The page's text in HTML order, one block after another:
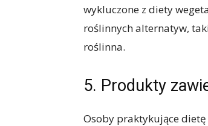
wykluczone z diety
roślinnych alternatyw,
roślinna.
5. Produkty
Osoby praktykujące